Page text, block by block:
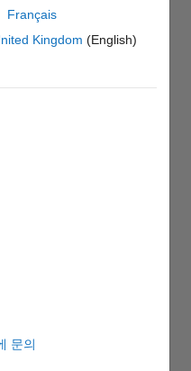
Français
Kingdom (English)
문의